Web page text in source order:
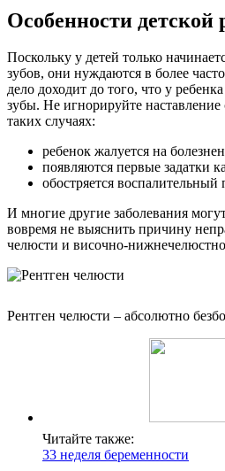
Особенности детской
Поскольку у детей только
зубов, они нуждаются в более
дело доходит до того, что у
зубы. Не игнорируйте
таких случаях:
ребенок жалуется на
появляются первые задатки
обостряется воспалительный
И многие другие заболевания
вовремя не выяснить причину
челюсти и височно-
Рентген челюсти – абсолютно
Читайте также:
33 неделя беременности